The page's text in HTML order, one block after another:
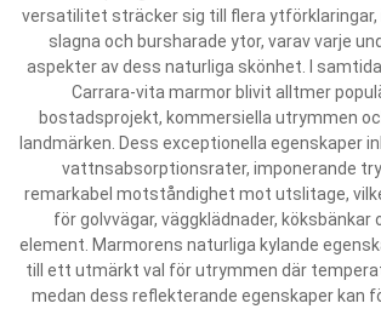
versatilitet sträcker sig till flera ytförklaringar,
slagna och bursharade ytor, varav varje
aspekter av dess naturliga skönhet. I
Carrara-vita marmor blivit alltmer
bostadsprojekt, kommersiella utrymmen
landmärken. Dess exceptionella egenskaper
vattnsabsorptionsrater, imponerande
remarkabel motståndighet mot utslitage,
för golvvägar, väggklädnader, köksbänkar
element. Marmorens naturliga kylande
till ett utmärkt val för utrymmen där
medan dess reflekterande egenskaper kan